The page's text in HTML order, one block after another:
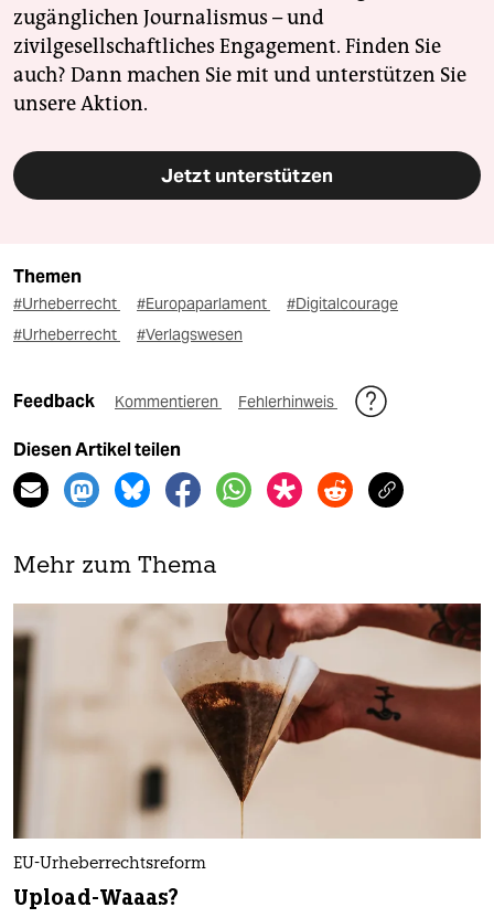
zugänglichen Journalismus – und
zivilgesellschaftliches Engagement. Finden Sie
auch? Dann machen Sie mit und unterstützen Sie
unsere Aktion.
Jetzt unterstützen
Themen
#Urheberrecht #Europaparlament
#Digitalcourage
#Urheberrecht
#Verlagswesen
Feedback Kommentieren Fehlerhinweis
Diesen Artikel teilen
Mehr zum Thema
EU-Urheberrechtsreform
Upload-Waaas?